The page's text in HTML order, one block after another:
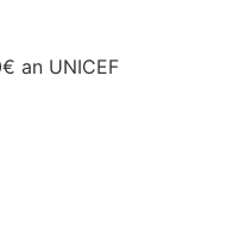
an UNICEF